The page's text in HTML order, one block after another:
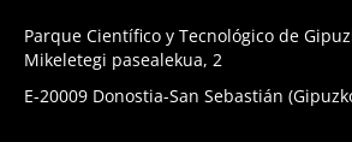
Parque Científico y Tecnológico de
Mikeletegi pasealekua, 2
E-20009 Donostia-San Sebastián